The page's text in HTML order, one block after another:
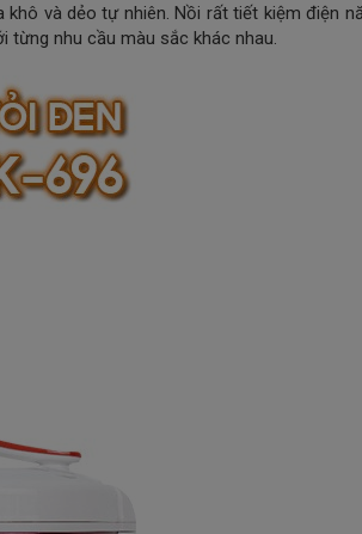
và dẻo tự nhiên. Nồi rất tiết kiệm điện
từng nhu cầu màu sắc khác nhau.